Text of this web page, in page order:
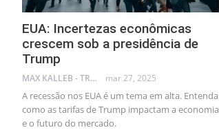
EUA: Incertezas econômicas
crescem sob a presidência de
Trump
MAX KALLEB - TRADER mar 27, 2025
A recessão nos EUA é um tema em alta. Entenda
como as tarifas de Trump impactam a economia
e o futuro do mercado.